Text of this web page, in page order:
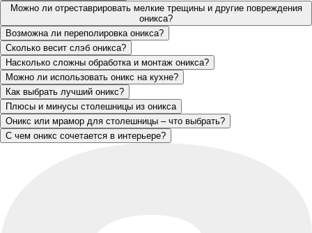
Можно ли отреставрировать мелкие трещины и другие повреждения
оникса?
Возможна ли переполировка оникса?
Сколько весит слэб оникса?
Насколько сложны обработка и монтаж оникса?
Можно ли использовать оникс на кухне?
Как выбрать лучший оникс?
Плюсы и минусы столешницы из оникса
Оникс или мрамор для столешницы – что выбрать?
С чем оникс сочетается в интерьере?